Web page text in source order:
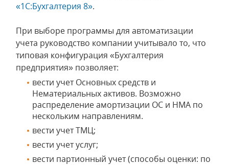
«1С:Бухгалтерия 8».
При выборе программы для автоматизации
учета руководство компании учитывало то, что
типовая конфигурация «Бухгалтерия
предприятия» позволяет:
вести учет Основных средств и
Нематериальных активов. Возможно
распределение амортизации ОС и НМА по
нескольким направлениям.
вести учет ТМЦ;
вести учет услуг;
вести партионный учет (способы оценки: по